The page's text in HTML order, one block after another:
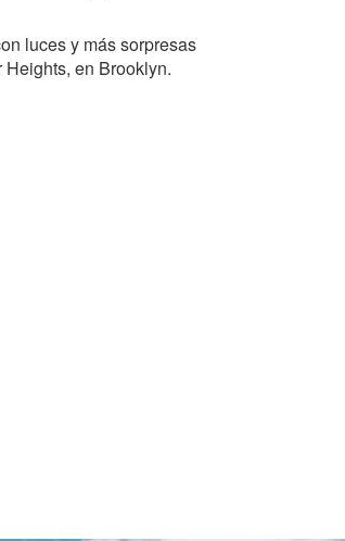
luces y más sorpresas
en Brooklyn.